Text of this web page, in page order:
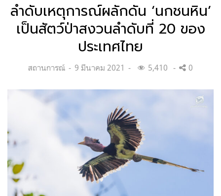
ลำดับเหตุการณ์ผลักดัน ‘นกชนหิน’
เป็นสัตว์ป่าสงวนลำดับที่ 20 ของ
ประเทศไทย
Categories:
สถานการณ์
Posted
9 มีนาคม 2021 5,410 0